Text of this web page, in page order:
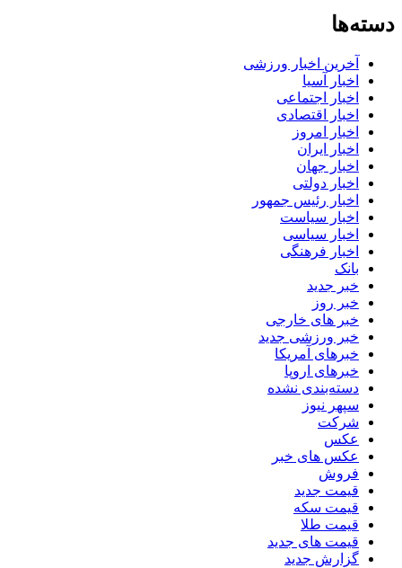
دسته‌ها
آخرین اخبار ورزشی
اخبار آسیا
اخبار اجتماعی
اخبار اقتصادی
اخبار امروز
اخبار ایران
اخبار جهان
اخبار دولتی
اخبار رئیس جمهور
اخبار سیاست
اخبار سیاسی
اخبار فرهنگی
بانک
خبر جدید
خبر روز
خبر های خارجی
خبر ورزشی جدید
خبرهای آمریکا
خبرهای اروپا
دسته‌بندی نشده
سپهر نیوز
شرکت
عکس
عکس های خبر
فروش
قیمت جدید
قیمت سکه
قیمت طلا
قیمت های جدید
گزارش جدید